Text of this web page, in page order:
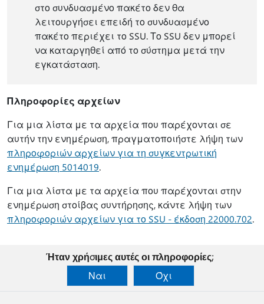
στο συνδυασμένο πακέτο δεν θα
λειτουργήσει επειδή το συνδυασμένο
πακέτο περιέχει το SSU. Το SSU δεν μπορεί
να καταργηθεί από το σύστημα μετά την
εγκατάσταση.
Πληροφορίες αρχείων
Για μια λίστα με τα αρχεία που παρέχονται σε
αυτήν την ενημέρωση, πραγματοποιήστε λήψη των
πληροφοριών αρχείων για τη συγκεντρωτική
ενημέρωση 5014019.
Για μια λίστα με τα αρχεία που παρέχονται στην
ενημέρωση στοίβας συντήρησης, κάντε λήψη των
πληροφοριών αρχείων για το SSU - έκδοση 22000.702.
Ήταν χρήσιμες αυτές οι πληροφορίες;
Ναι
Όχι